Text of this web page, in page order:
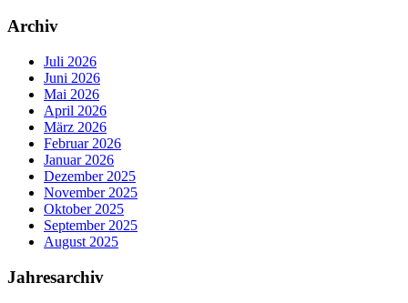
Archiv
Juli 2026
Juni 2026
Mai 2026
April 2026
März 2026
Februar 2026
Januar 2026
Dezember 2025
November 2025
Oktober 2025
September 2025
August 2025
Jahresarchiv